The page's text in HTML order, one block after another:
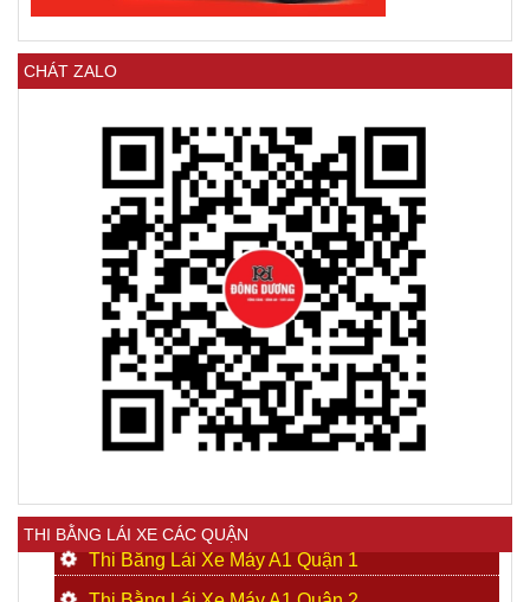
CHÁT ZALO
THI BẰNG LÁI XE CÁC QUẬN
Thi Bằng Lái Xe Máy A1 Quận 1